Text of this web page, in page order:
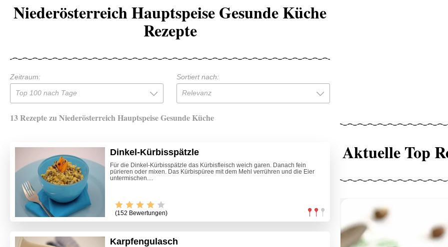
Niederösterreich Hauptspeise Gesunde Küche
Rezepte
Zeitraum:
Top 100 nach Tage
Sortiert nach:
Relevanz
13 Rezepte zu Niederösterreich Hauptspeise Gesunde Küche
Dinkel-Kürbisspätzle
Für die Dinkel-Kürbisspätzle das Kürbisfleisch weich garen. Danach fein
pürieren oder mixen. Das Kürbispüree mit dem Mehl verrühren und die Eier
untermischen....
(152 Bewertungen)
Karpfengulasch
Aktuelle Top